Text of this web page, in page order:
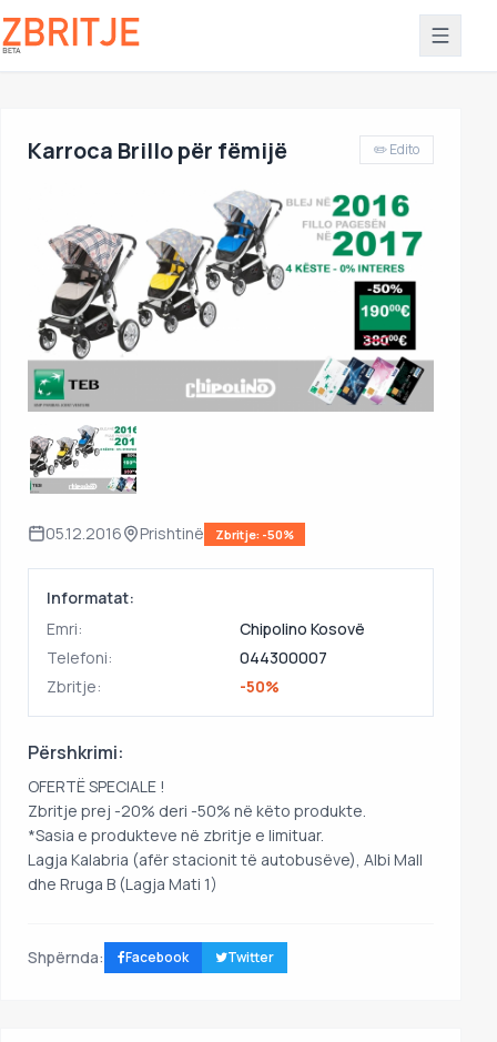
Karroca Brillo për fëmijë ✏️ Edito
05.12.2016 Prishtinë Zbritje: -50%
Informatat:
Emri:
Chipolino Kosovë
Telefoni:
044300007
Zbritje:
-50%
Përshkrimi:
OFERTË SPECIALE !
Zbritje prej -20% deri -50% në këto produkte.
*Sasia e produkteve në zbritje e limituar.
Lagja Kalabria (afër stacionit të autobusëve), Albi Mall
dhe Rruga B (Lagja Mati 1)
Shpërnda: Facebook Twitter